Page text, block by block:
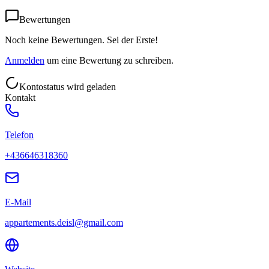
Bewertungen
Noch keine Bewertungen. Sei der Erste!
Anmelden um eine Bewertung zu schreiben.
Kontostatus wird geladen
Kontakt
Telefon
+436646318360
E-Mail
appartements.deisl@gmail.com